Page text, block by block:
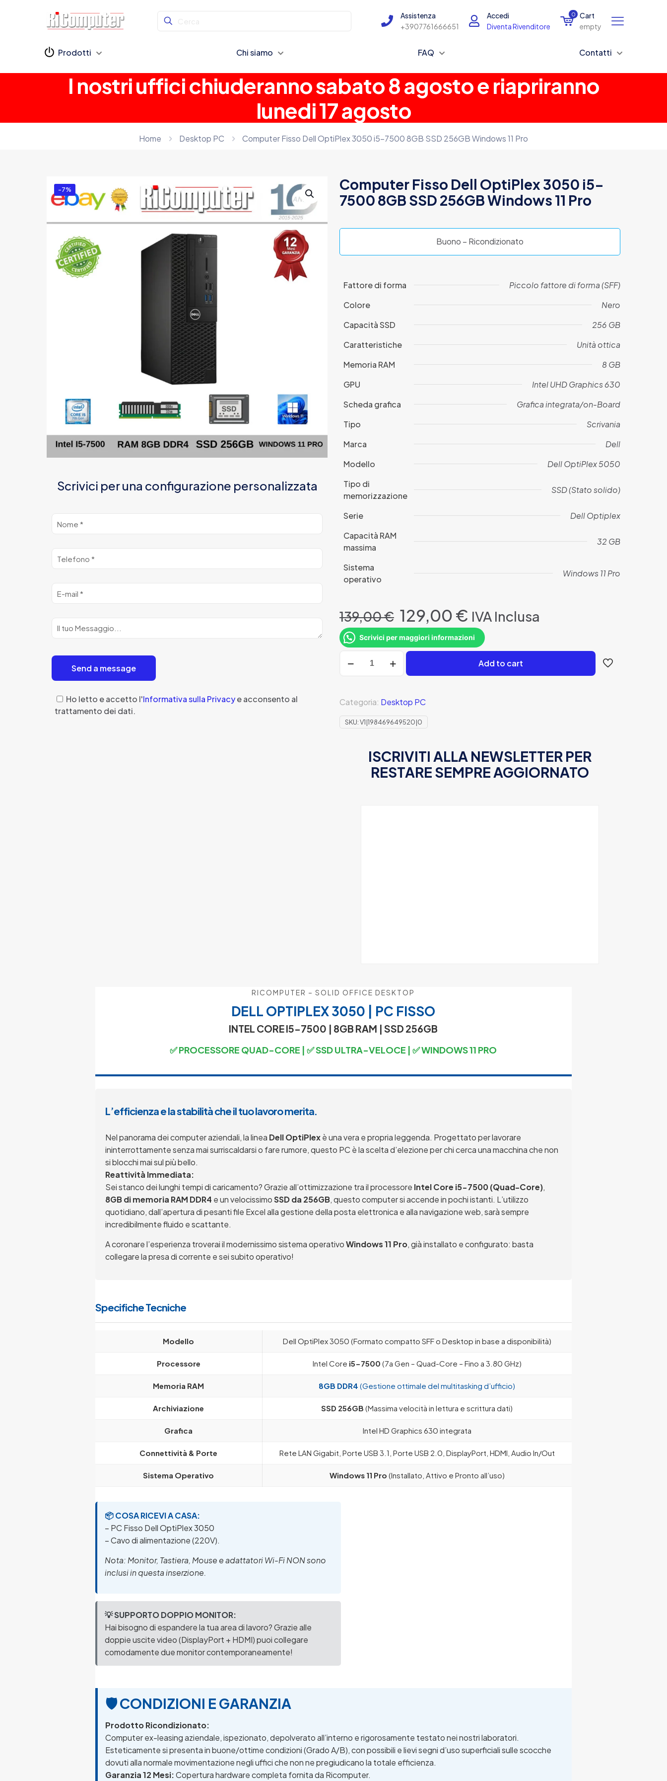
Assistenza
+3907761666651
Accedi
Diventa Rivenditore
0
Cart
empty
Prodotti Chi siamo FAQ Contatti
I nostri uffici chiuderanno sabato 8 agosto e riapriranno
lunedi 17 agosto
Home Desktop PC Computer Fisso Dell OptiPlex 3050 i5-7500 8GB SSD 256GB Windows 11 Pro
-7%
Scrivici per una configurazione personalizzata
Ho letto e accetto l'Informativa sulla Privacye acconsento al
trattamento dei dati.
Computer Fisso Dell OptiPlex 3050 i5-
7500 8GB SSD 256GB Windows 11 Pro
Buono – Ricondizionato
Fattore di forma
Piccolo fattore di forma (SFF)
Colore
Nero
Capacità SSD
256 GB
Caratteristiche
Unità ottica
Memoria RAM
8 GB
GPU
Intel UHD Graphics 630
Scheda grafica
Grafica integrata/on-Board
Tipo
Scrivania
Marca
Dell
Modello
Dell OptiPlex 5050
Tipo di
memorizzazione
SSD (Stato solido)
Serie
Dell Optiplex
Capacità RAM
massima
32 GB
Sistema
operativo
Windows 11 Pro
139,00€ Il
prezzo
originale
era:
129,00€ Il
prezzo
attuale
è:
129,00 €.
IVA Inclusa
Scrivici per maggiori informazioni
Fisso
3050
i5-
7500
Windows
Add to cart
Categoria: Desktop PC
SKU:V1|198469649520|0
ISCRIVITI ALLA NEWSLETTER PER
RESTARE SEMPRE AGGIORNATO
RICOMPUTER – SOLID OFFICE DESKTOP
DELL OPTIPLEX 3050 | PC FISSO
INTEL CORE I5-7500 | 8GB RAM |SSD 256GB
✅ PROCESSORE QUAD-CORE | ✅ SSD ULTRA-VELOCE | ✅ WINDOWS 11 PRO
L’efficienza e la stabilità che il tuo lavoro merita.
Nel panorama dei computer aziendali, la linea Dell OptiPlexè una vera e propria leggenda. Progettato per lavorare
ininterrottamente senza mai surriscaldarsi o fare rumore, questo PC è la scelta d’elezione per chi cerca una macchina che non
si blocchi mai sul più bello.
Reattività Immediata:
Sei stanco dei lunghi tempi di caricamento? Grazie all’ottimizzazione tra il processore Intel Core i5-7500 (Quad-Core),
8GB di memoria RAM DDR4 e un velocissimoSSD da 256GB, questo computer si accende in pochi istanti. L’utilizzo
quotidiano, dall’apertura di pesanti file Excel alla gestione della posta elettronica e alla navigazione web, sarà sempre
incredibilmente fluido e scattante.
A coronare l’esperienza troverai il modernissimo sistema operativoWindows 11 Pro, già installato e configurato: basta
collegare la presa di corrente e sei subito operativo!
Specifiche Tecniche
Modello Dell OptiPlex 3050 (Formato compatto SFF o Desktop in base a disponibilità)
Processore Intel Core i5-7500 (7a Gen – Quad-Core – Fino a 3.80 GHz)
Memoria RAM 8GB DDR4 (Gestione ottimale del multitasking d’ufficio)
Archiviazione SSD 256GB (Massima velocità in lettura e scrittura dati)
Grafica Intel HD Graphics 630 integrata
Connettività & Porte Rete LAN Gigabit, Porte USB 3.1, Porte USB 2.0, DisplayPort, HDMI, Audio In/Out
Sistema Operativo Windows 11 Pro (Installato, Attivo e Pronto all’uso)
📦 COSA RICEVI A CASA:
– PC Fisso Dell OptiPlex 3050
– Cavo di alimentazione (220V).
Nota: Monitor, Tastiera, Mouse e adattatori Wi-Fi NON sono
inclusi in questa inserzione.
💡 SUPPORTO DOPPIO MONITOR:
Hai bisogno di espandere la tua area di lavoro? Grazie alle
doppie uscite video (DisplayPort + HDMI) puoi collegare
comodamente due monitor contemporaneamente!
🛡️ CONDIZIONI E GARANZIA
Prodotto Ricondizionato:
Computer ex-leasing aziendale, ispezionato, depolverato all’interno e rigorosamente testato nei nostri laboratori.
Esteticamente si presenta in buone/ottime condizioni (Grado A/B), con possibili e lievi segni d’uso superficiali sulle scocche
dovuti alla normale movimentazione negli uffici che non ne pregiudicano la totale efficienza.
Garanzia 12 Mesi:Copertura hardware completa fornita da Ricomputer.